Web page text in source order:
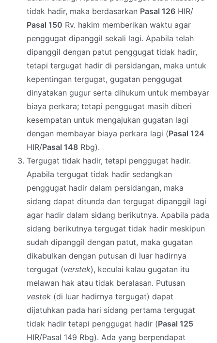
tidak hadir, maka berdasarkan Pasal 126 HIR/
Pasal 150 Rv. hakim memberikan waktu agar
penggugat dipanggil sekali lagi. Apabila telah
dipanggil dengan patut penggugat tidak hadir,
tetapi tergugat hadir di persidangan, maka untuk
kepentingan tergugat, gugatan penggugat
dinyatakan gugur serta dihukum untuk membayar
biaya perkara; tetapi penggugat masih diberi
kesempatan untuk mengajukan gugatan lagi
dengan membayar biaya perkara lagi (Pasal 124
HIR/Pasal 148 Rbg).
Tergugat tidak hadir, tetapi penggugat hadir.
Apabila tergugat tidak hadir sedangkan
penggugat hadir dalam persidangan, maka
sidang dapat ditunda dan tergugat dipanggil lagi
agar hadir dalam sidang berikutnya. Apabila pada
sidang berikutnya tergugat tidak hadir meskipun
sudah dipanggil dengan patut, maka gugatan
dikabulkan dengan putusan di luar hadirnya
tergugat (verstek), keculai kalau gugatan itu
melawan hak atau tidak beralasan. Putusan
vestek (di luar hadirnya tergugat) dapat
dijatuhkan pada hari sidang pertama tergugat
tidak hadir tetapi penggugat hadir (Pasal 125
HIR/Pasal 149 Rbg). Ada yang berpendapat